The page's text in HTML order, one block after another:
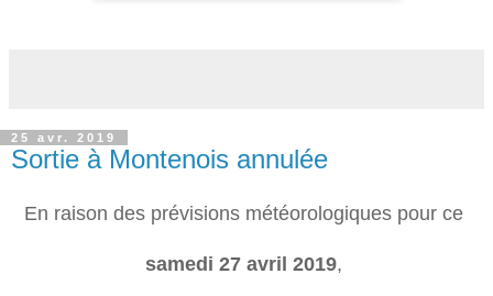
25 avr. 2019
Sortie à Montenois annulée
En raison des prévisions météorologiques pour ce
samedi 27 avril 2019,